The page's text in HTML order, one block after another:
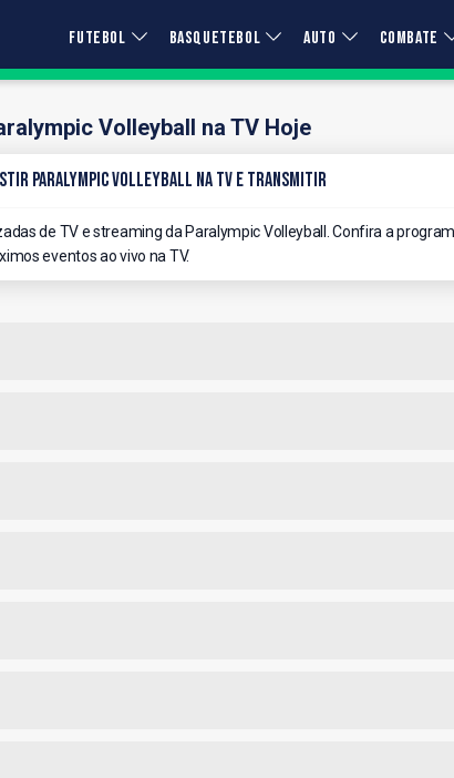
FUTEBOL BASQUETEBOL AUTO COMBATE
Volleyball na TV Hoje
Paralympic Volleyball na TV e Transmitir
de TV e streaming da Paralympic Volleyball. Confira a
eventos ao vivo na TV.